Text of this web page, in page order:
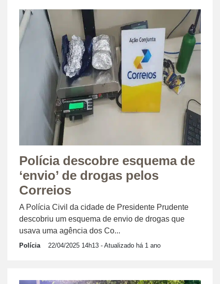
Polícia descobre esquema de
‘envio’ de drogas pelos
Correios
A Polícia Civil da cidade de Presidente Prudente
descobriu um esquema de envio de drogas que
usava uma agência dos Co...
Polícia 22/04/2025 14h13 - Atualizado há 1 ano